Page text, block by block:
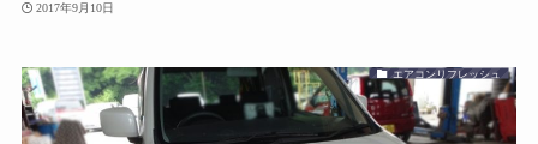
2017年9月10日
エアコンリフレッシュ